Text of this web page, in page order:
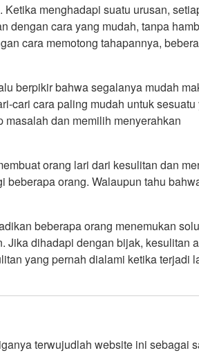
menghadapi suatu urusan,
dengan cara yang mudah, tanpa
cara memotong tahapannya,
berpikir bahwa segalanya mudah
cari cara paling mudah untuk sesuatu
dan memilih menyerahkan
orang lari dari kesulitan dan
beberapa orang. Walaupun tahu
beberapa orang menemukan
Jika dihadapi dengan bijak, kesulitan
yang pernah dialami ketika terjadi
terwujudlah website ini sebagai